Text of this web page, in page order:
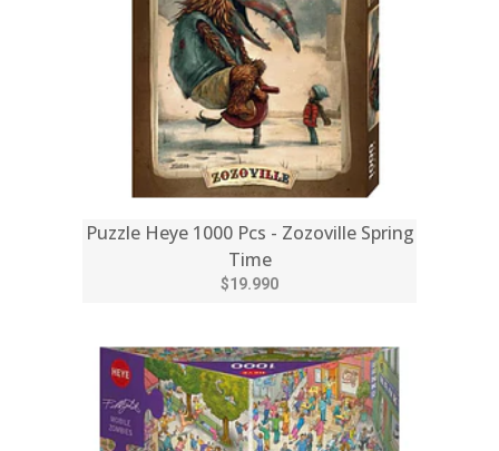
Puzzle Heye 1000 Pcs - Zozoville Spring
Time
$19.990